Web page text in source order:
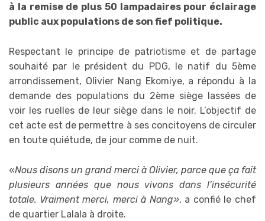
à la remise de plus 50 lampadaires pour éclairage
public aux populations de son fief politique.
Respectant le principe de patriotisme et de partage
souhaité par le président du PDG, le natif du 5ème
arrondissement, Olivier Nang Ekomiye, a répondu à la
demande des populations du 2ème siège lassées de
voir les ruelles de leur siège dans le noir. L’objectif de
cet acte est de permettre à ses concitoyens de circuler
en toute quiétude, de jour comme de nuit.
«Nous disons un grand merci à Olivier, parce que ça fait
plusieurs années que nous vivons dans l’insécurité
totale. Vraiment merci, merci à Nang», a confié le chef
de quartier Lalala à droite.